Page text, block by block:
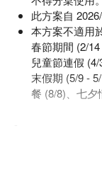
此方案自 2026/
本方案不適用
春節期間 (2/
兒童節連假
末假期 (5/9 -
餐 (8/8)、七夕
・ 適用週一至週